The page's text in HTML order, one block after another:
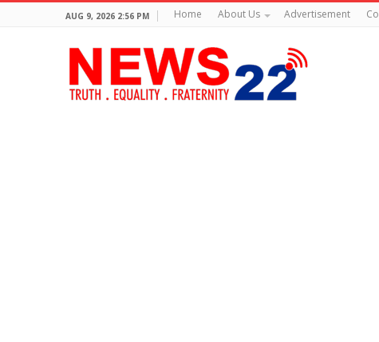
AUG 9, 2026 2:56 PM Home About Us Advertisement